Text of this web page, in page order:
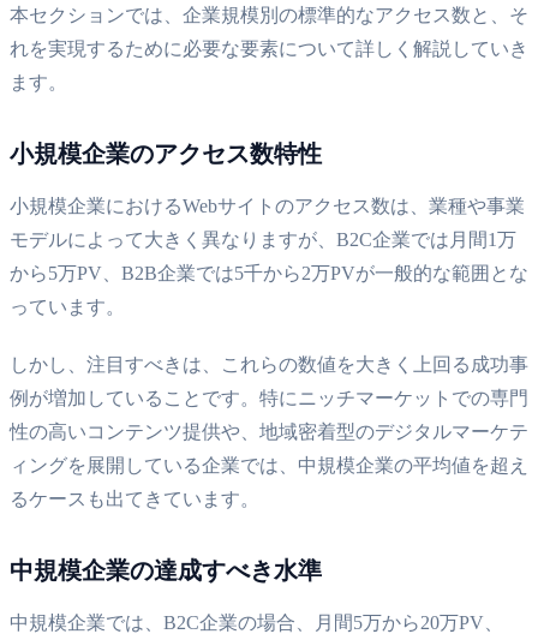
本セクションでは、企業規模別の標準的なアクセス数と、そ
れを実現するために必要な要素について詳しく解説していき
ます。
小規模企業のアクセス数特性
小規模企業におけるWebサイトのアクセス数は、業種や事業
モデルによって大きく異なりますが、B2C企業では月間1万
から5万PV、B2B企業では5千から2万PVが一般的な範囲とな
っています。
しかし、注目すべきは、これらの数値を大きく上回る成功事
例が増加していることです。特にニッチマーケットでの専門
性の高いコンテンツ提供や、地域密着型のデジタルマーケテ
ィングを展開している企業では、中規模企業の平均値を超え
るケースも出てきています。
中規模企業の達成すべき水準
中規模企業では、B2C企業の場合、月間5万から20万PV、